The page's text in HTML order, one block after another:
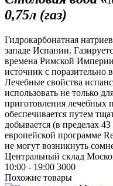
0,75л (газ)
Гидрокарбонатная
западе Испании.
времена Римской
источник с поразительно
Лечебные свойства
использовать не только
приготовления лечебных
обеспечивается путем
добывается (в пределах
европейской программе
не могут возникнуть
Центральный склад
10:00 - 19:00 3000
Похожие товары